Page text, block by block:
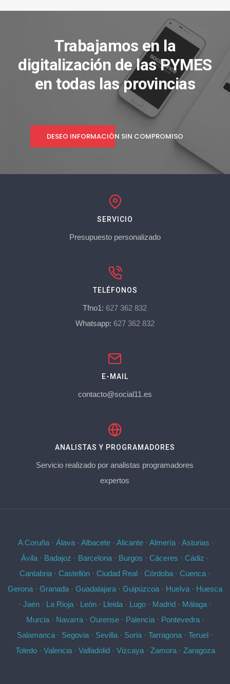
Trabajamos en la
digitalización de las PYMES
en todas las provincias
DESEO INFORMACIÓN SIN COMPROMISO
SERVICIO
Presupuesto personalizado
TELÉFONOS
Tfno1: 627 362 832
Whatsapp: 627 362 832
E-MAIL
contacto@social11.es
ANALISTAS Y PROGRAMADORES
Servicio realizado por analistas programadores
expertos
A Coruña· Álava· Albacete· Alicante· Almería· Asturias ·
Ávila · Badajoz · Barcelona · Burgos · Cáceres · Cádiz ·
Cantabria · Castellón · Ciudad Real · Córdoba · Cuenca ·
Gerona · Granada · Guadalajara · Guipúzcoa · Huelva · Huesca
· Jaén · La Rioja · León · Lleida · Lugo · Madrid · Málaga ·
Murcia· Navarra· Ourense· Palencia· Pontevedra·
Salamanca · Segovia · Sevilla · Soria · Tarragona · Teruel ·
Toledo· Valencia· Valladolid· Vizcaya· Zamora· Zaragoza